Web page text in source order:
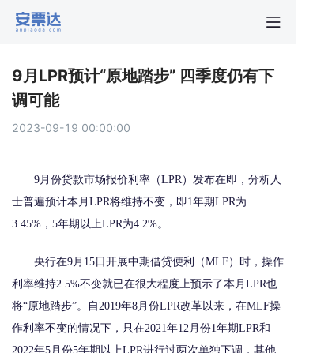
9月LPR预计“原地踏步” 四季度仍有下
调可能
2023-09-19 00:00:00
9月份贷款市场报价利率（LPR）发布在即，分析人
士普遍预计本月LPR将维持不变，即1年期LPR为
3.45%，5年期以上LPR为4.2%。
央行在9月15日开展中期借贷便利（MLF）时，操作
利率维持2.5%不变就已在很大程度上预示了本月LPR也
将“原地踏步”。自2019年8月份LPR改革以来，在MLF操
作利率不变的情况下，只在2021年12月份1年期LPR和
2022年5月份5年期以上LPR进行过两次单独下调，其他